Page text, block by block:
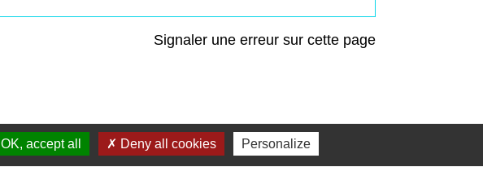
Signaler une erreur sur cette page
OK, accept all Deny all cookies Personalize